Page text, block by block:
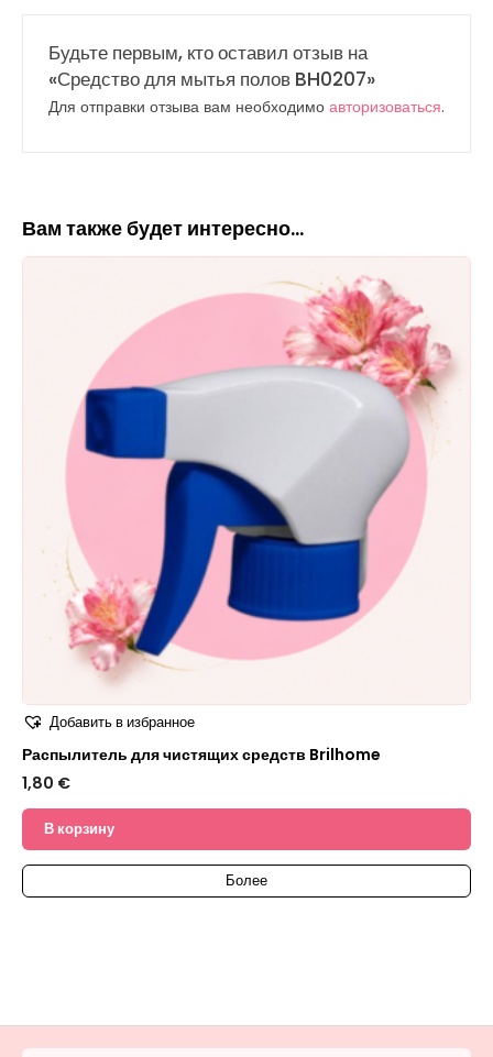
Будьте первым, кто оставил отзыв на
«Средство для мытья полов BH0207»
Для отправки отзыва вам необходимо авторизоваться.
Вам также будет интересно…
Добавить в избранное
Распылитель для чистящих средств Brilhome
1,80 €
В корзину
Более